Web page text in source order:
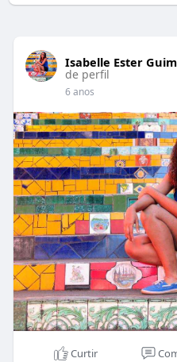
Isabelle Ester
de perfil
6 anos
Curtir